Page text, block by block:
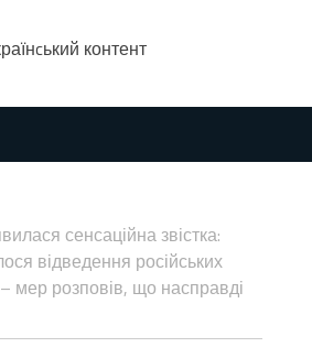
контент
сенсаційна звістка:
відведення російських
мер розповів, що насправді